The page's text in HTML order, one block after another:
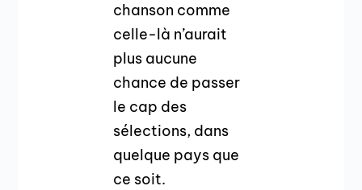
chanson comme
celle-là n’aurait
plus aucune
chance de passer
le cap des
sélections, dans
quelque pays que
ce soit.